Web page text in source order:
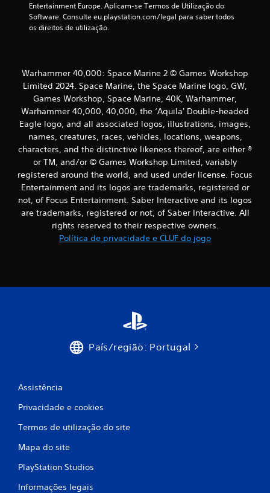
Entertainment Europe. Aplicam-se Termos de Utilização do
Software. Consulte eu.playstation.com/legal para saber todos
os direitos de utilização.
Warhammer 40,000: Space Marine 2 © Games Workshop
Limited 2024. Space Marine, the Space Marine logo, GW,
Games Workshop, Space Marine, 40K, Warhammer,
Warhammer 40,000, 40,000, the ‘Aquila' Double-headed
Eagle logo, and all associated logos, illustrations, images,
names, creatures, races, vehicles, locations, weapons,
characters, and the distinctive likeness thereof, are either ®
or TM, and/or © Games Workshop Limited, variably
registered around the world, and used under license. Focus
Entertainment and its logos are trademarks, registered or
not, of Focus Entertainment. Saber Interactive and its logos
are trademarks, registered or not, of Saber Interactive. All
rights reserved to their respective owners.
Política de privacidade e CLUF do jogo
País/região: Portugal
Assistência
Privacidade e cookies
Termos de utilização do site
Mapa do site
PlayStation Studios
Informações legais